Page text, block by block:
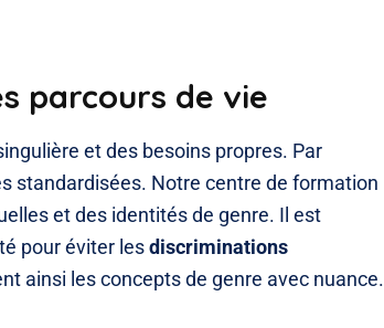
parcours de vie
et des besoins propres. Par
standardisées. Notre centre de formation
et des identités de genre. Il est
pour éviter lesdiscriminations
ainsi les concepts de genre avec nuance.